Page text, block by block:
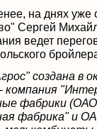
на днях уже
Сергей
ведет
создана в
компания
фабрики
фабрика" и